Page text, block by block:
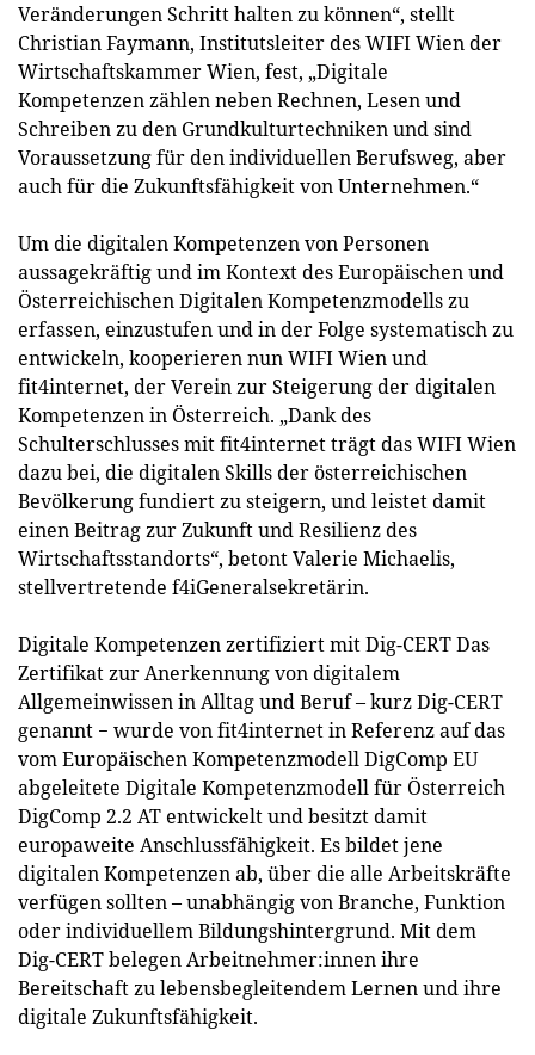
Veränderungen Schritt halten zu können“, stellt
Christian Faymann, Institutsleiter des WIFI Wien der
Wirtschaftskammer Wien, fest, „Digitale
Kompetenzen zählen neben Rechnen, Lesen und
Schreiben zu den Grundkulturtechniken und sind
Voraussetzung für den individuellen Berufsweg, aber
auch für die Zukunftsfähigkeit von Unternehmen.“
Um die digitalen Kompetenzen von Personen
aussagekräftig und im Kontext des Europäischen und
Österreichischen Digitalen Kompetenzmodells zu
erfassen, einzustufen und in der Folge systematisch zu
entwickeln, kooperieren nun WIFI Wien und
fit4internet, der Verein zur Steigerung der digitalen
Kompetenzen in Österreich. „Dank des
Schulterschlusses mit fit4internet trägt das WIFI Wien
dazu bei, die digitalen Skills der österreichischen
Bevölkerung fundiert zu steigern, und leistet damit
einen Beitrag zur Zukunft und Resilienz des
Wirtschaftsstandorts“, betont Valerie Michaelis,
stellvertretende f4iGeneralsekretärin.
Digitale Kompetenzen zertifiziert mit Dig-CERT Das
Zertifikat zur Anerkennung von digitalem
Allgemeinwissen in Alltag und Beruf – kurz Dig-CERT
genannt − wurde von fit4internet in Referenz auf das
vom Europäischen Kompetenzmodell DigComp EU
abgeleitete Digitale Kompetenzmodell für Österreich
DigComp 2.2 AT entwickelt und besitzt damit
europaweite Anschlussfähigkeit. Es bildet jene
digitalen Kompetenzen ab, über die alle Arbeitskräfte
verfügen sollten – unabhängig von Branche, Funktion
oder individuellem Bildungshintergrund. Mit dem
Dig-CERT belegen Arbeitnehmer:innen ihre
Bereitschaft zu lebensbegleitendem Lernen und ihre
digitale Zukunftsfähigkeit.